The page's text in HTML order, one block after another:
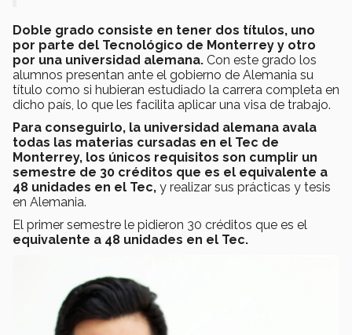
Doble grado consiste en tener dos títulos, uno
por parte del Tecnológico de Monterrey y otro
por una universidad alemana. Con este grado los
alumnos presentan ante el gobierno de Alemania su
título como si hubieran estudiado la carrera completa en
dicho país, lo que les facilita aplicar una visa de trabajo.
Para conseguirlo, la universidad alemana avala
todas las materias cursadas en el Tec de
Monterrey, los únicos requisitos son cumplir un
semestre de 30 créditos que es el equivalente a
48 unidades en el Tec, y realizar sus prácticas y tesis
en Alemania.
El primer semestre le pidieron 30 créditos que es el
equivalente a 48 unidades en el Tec.